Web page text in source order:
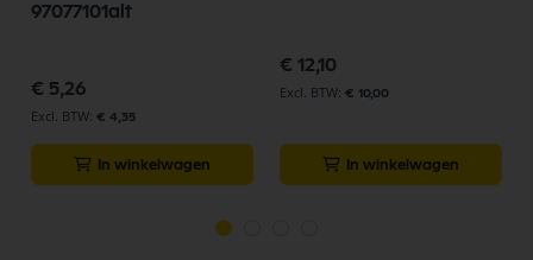
97077101alt
€ 5,26
€ 4,35
In winkelwagen
€ 12,10
€ 10,00
In winkelwagen